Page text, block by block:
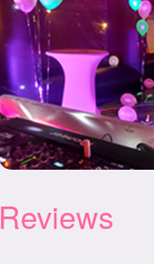
Reviews